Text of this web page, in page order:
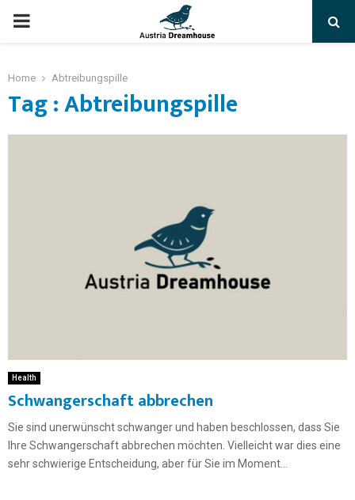
PRIMARY
Home Abtreibungspille
Tag : Abtreibungspille
Health
Schwangerschaft abbrechen
Sie sind unerwünscht schwanger und haben beschlossen, dass Sie
Ihre Schwangerschaft abbrechen möchten. Vielleicht war dies eine
sehr schwierige Entscheidung, aber für Sie im Moment...